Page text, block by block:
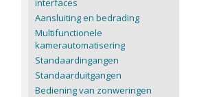
interfaces
Aansluiting en bedrading
Multifunctionele
kamerautomatisering
Standaardingangen
Standaarduitgangen
Bediening van zonweringen